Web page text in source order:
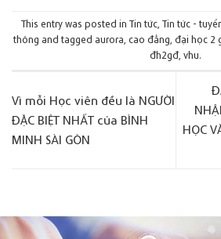
This entry was posted in Tin tức, Tin tức -
thông and tagged aurora, cao đẳng, đại học 2
đh2gđ, vhu.
Vì mỗi Học viên đều là NGƯỜI
ĐẶC BIỆT NHẤT của BÌNH
MINH SÀI GÒN
HỌC